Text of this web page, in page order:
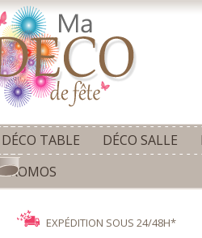
DÉCO TABLE DÉCO SALLE
PROMOS
EXPÉDITION SOUS 24/48H*